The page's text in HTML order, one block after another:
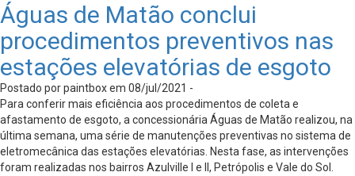
Águas de Matão conclui
procedimentos preventivos nas
estações elevatórias de esgoto
Postado por paintbox em 08/jul/2021 -
Para conferir mais eficiência aos procedimentos de coleta e
afastamento de esgoto, a concessionária Águas de Matão realizou, na
última semana, uma série de manutenções preventivas no sistema de
eletromecânica das estações elevatórias. Nesta fase, as intervenções
foram realizadas nos bairros Azulville I e II, Petrópolis e Vale do Sol.